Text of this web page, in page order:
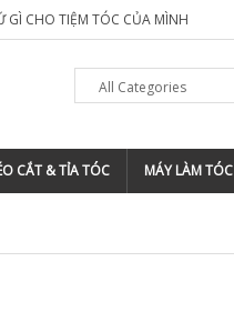
GÌ CHO TIỆM TÓC CỦA MÌNH
All Categories
CẮT & TỈA TÓC MÁY LÀM TÓC